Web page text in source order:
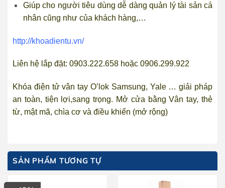
Giúp cho người tiêu dùng dễ dàng quản lý tài sản cá
nhân cũng như của khách hàng,…
http://khoadientu.vn/
Liên hệ lắp đặt: 0903.222.658 hoặc 0906.299.922
Khóa điện tử vân tay O’lok Samsung, Yale … giải pháp
an toàn, tiện lợi,sang trọng. Mở cửa bằng Vân tay, thẻ
từ, mật mã, chìa cơ và điều khiển (mở rộng)
SẢN PHẨM TƯƠNG TỰ